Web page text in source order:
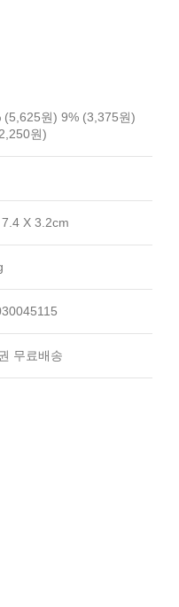
(5,625원) 9% (3,375원)
원)
X 3.2cm
무료배송